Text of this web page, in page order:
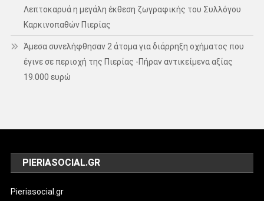
Λεπτοκαρυά η μεγάλη έκθεση ζωγραφικής του Συλλόγου
Καρκινοπαθών Πιερίας
Άμεσα συνελήφθησαν 2 άτομα για διάρρηξη οχήματος που
έγινε σε περιοχή της Πιερίας -Πήραν αντικείμενα αξίας
19.000 ευρώ
PIERIASOCIAL.GR
Pieriasocial.gr